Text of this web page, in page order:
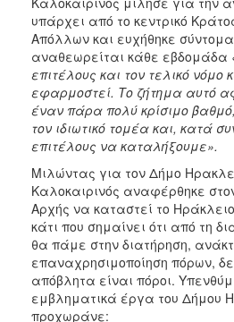
υπάρχει από το κεντρικό
Απόλλων και ευχήθηκε
αναθεωρείται κάθε εβδομάδα
επιτέλους και τον τελικό νόμο
εφαρμοστεί. Το ζήτημα αυτό
έναν πάρα πολύ κρίσιμο
τον ιδιωτικό τομέα και, κατά
επιτέλους να καταλήξουμε».
Μιλώντας για τον Δήμο
Καλοκαιρινός αναφέρθηκε
Αρχής να καταστεί το
κάτι που σημαίνει ότι από τη
θα πάμε στην διατήρηση,
επαναχρησιμοποίηση πόρων,
απόβλητα είναι πόροι.
εμβληματικά έργα του Δήμου
προχωράνε: